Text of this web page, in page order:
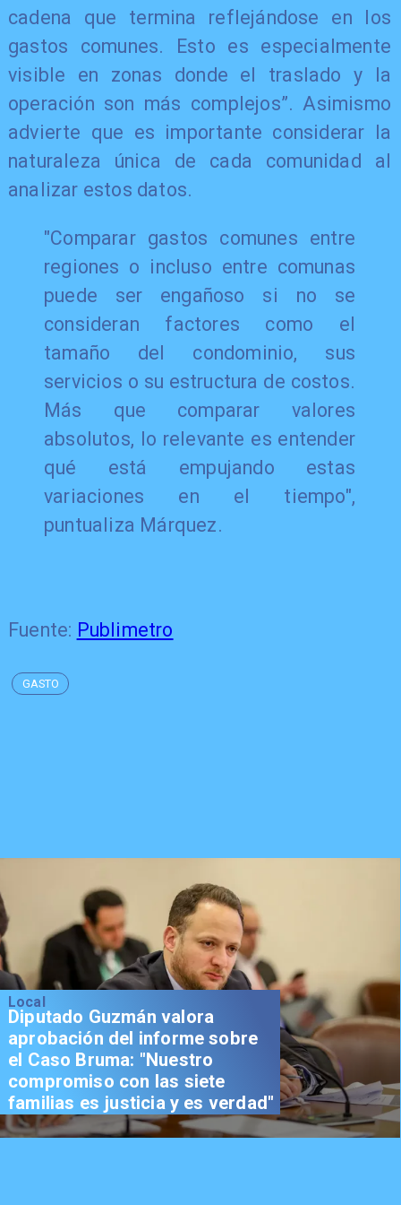
cadena que termina reflejándose en los
gastos comunes. Esto es especialmente
visible en zonas donde el traslado y la
operación son más complejos”. Asimismo
advierte que es importante considerar la
naturaleza única de cada comunidad al
analizar estos datos.
"Comparar gastos comunes entre
regiones o incluso entre comunas
puede ser engañoso si no se
consideran factores como el
tamaño del condominio, sus
servicios o su estructura de costos.
Más que comparar valores
absolutos, lo relevante es entender
qué está empujando estas
variaciones en el tiempo",
puntualiza Márquez.
Fuente: Publimetro
GASTO
Local
Diputado Guzmán valora
aprobación del informe sobre
el Caso Bruma: "Nuestro
compromiso con las siete
familias es justicia y es verdad"